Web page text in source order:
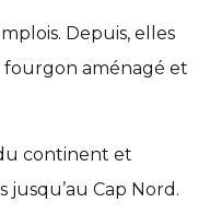
Depuis, elles
aménagé et
continent et
Cap Nord.